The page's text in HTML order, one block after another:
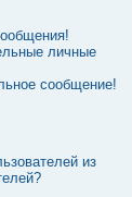
личные
сообщение!
из